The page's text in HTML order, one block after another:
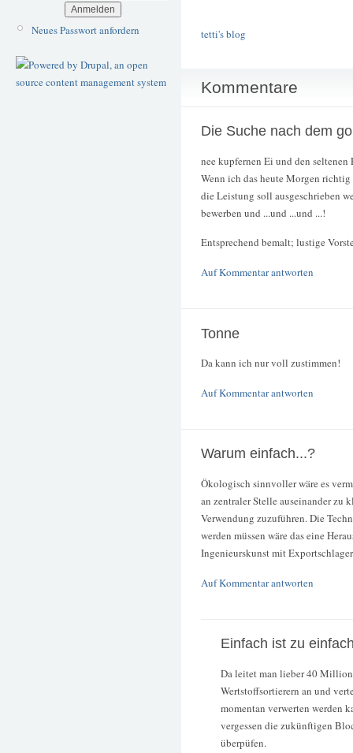
Neues Passwort anfordern tetti's blog
Kommentare
Die Suche nach dem
nee kupfernen Ei und den seltenen
Wenn ich das heute Morgen
die Leistung soll ausgeschrieben
bewerben und ...und ...und ...!
Entsprechend bemalt; lustige
Auf Kommentar antworten
Tonne
Da kann ich nur voll zustimmen!
Auf Kommentar antworten
Warum einfach...?
Ökologisch sinnvoller wäre es
an zentraler Stelle auseinander zu
Verwendung zuzuführen. Die
werden müssen wäre das eine
Ingenieurskunst mit
Auf Kommentar antworten
Einfach ist zu
Da leitet man lieber 40
Wertstoffsortierern an und
momentan verwerten werden
vergessen die zukünftigen
überpüfen.